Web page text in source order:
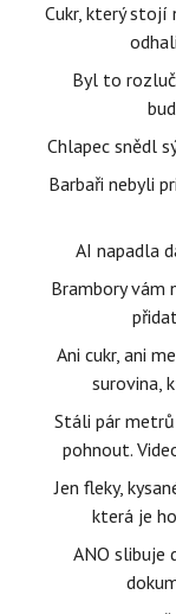
Cukr, který stojí
Byl to
Chlapec snědl
Barbaři nebyli
AI napadla
Brambory vám
Ani cukr, ani
surovina,
Stáli pár
pohnout.
Jen fleky,
která je
ANO slibuje